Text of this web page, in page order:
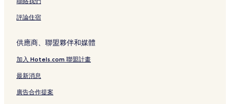
評論住宿
供應商、聯盟夥伴和媒體
加入 Hotels.com 聯盟計畫
最新消息
廣告合作提案